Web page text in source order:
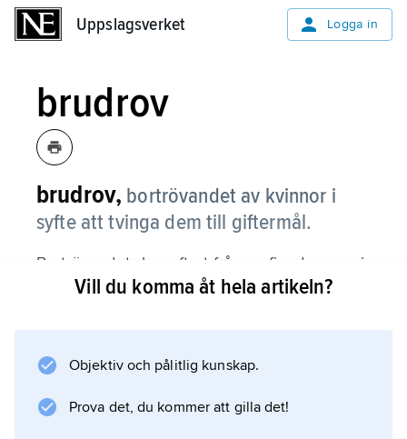
Uppslagsverket Logga in
brudrov
brudrov, bortrövandet av kvinnor i
syfte att tvinga dem till giftermål.
Bortrövandet sker oftast från en fiendegrupp i
samband med krigföring eller räder. Egentliga
brudrovsliknande ceremonier som ingår i
symbolisk karaktär och är knappast
Vill du komma åt hela artikeln?
Objektiv och pålitlig kunskap.
Prova det, du kommer att gilla det!